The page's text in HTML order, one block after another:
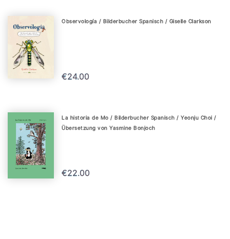
Observología / Bilderbucher Spanisch / Giselle Clarkson
€24.00
La historia de Mo / Bilderbucher Spanisch / Yeonju Choi /
Übersetzung von Yasmine Bonjoch
€22.00